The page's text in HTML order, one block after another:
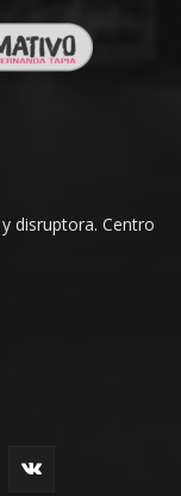
disruptora. Centro